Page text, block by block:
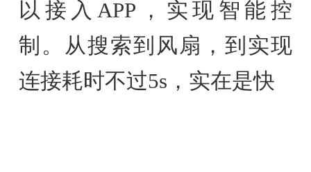
以接入APP，实现智能控
制。从搜索到风扇，到实现
连接耗时不过5s，实在是快